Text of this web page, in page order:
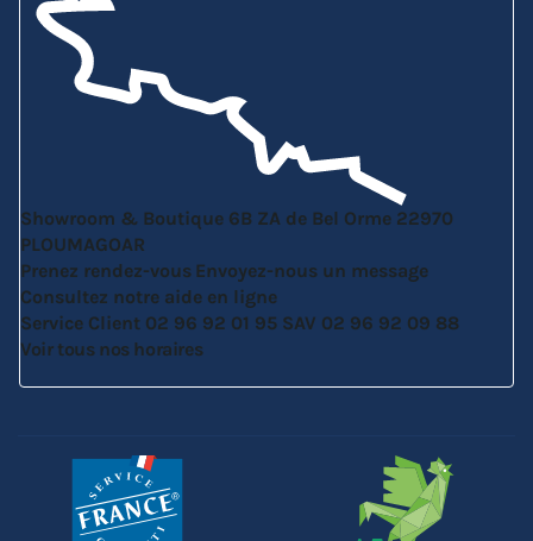
Showroom & Boutique 6B ZA de Bel Orme 22970
PLOUMAGOAR
Prenez rendez-vous Envoyez-nous un message
Consultez notre aide en ligne
Service Client 02 96 92 01 95 SAV 02 96 92 09 88
Voir tous nos horaires